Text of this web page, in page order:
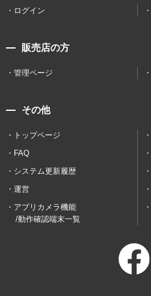
ログイン
販売店の方
管理ページ
その他
トップページ
FAQ
システム更新履歴
運営
アプリカメラ機能
/動作確認端末一覧